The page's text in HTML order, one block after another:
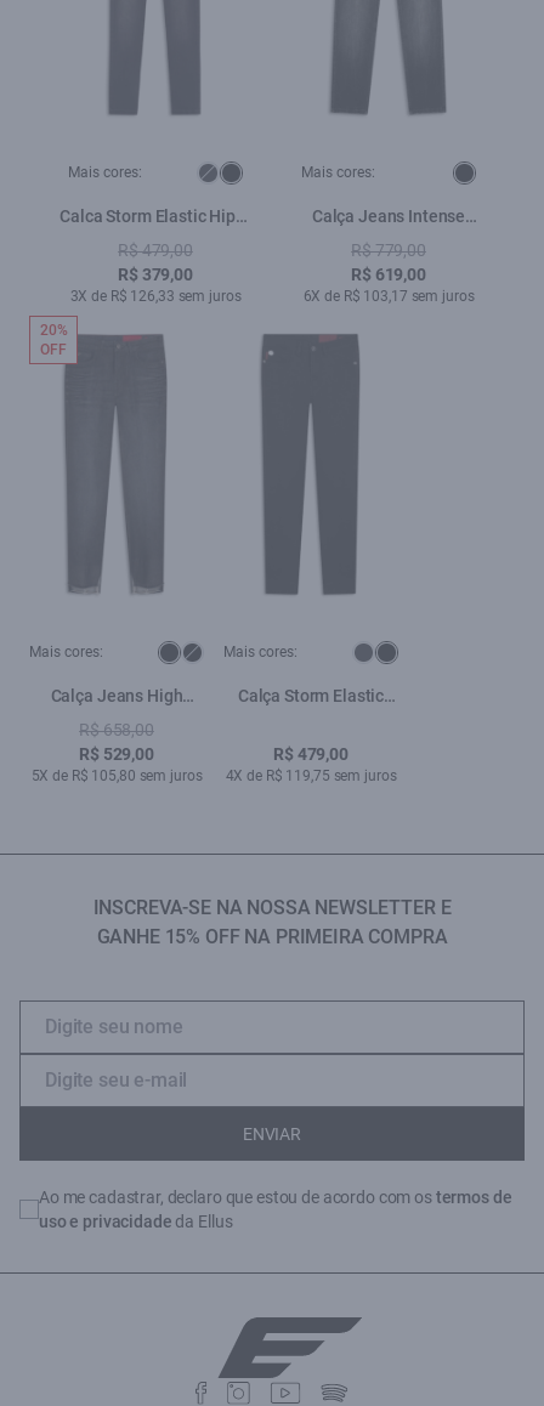
Mais cores:
Calca Storm Elastic Hiper
Skinny Lav.Black C/ 3d
R$ 479,00
R$ 379,00
3X de R$ 126,33 sem juros
Mais cores:
Calça Jeans Intense
Black Skinny 1790-
Lav.Black C/ Tie Dye
R$ 779,00
R$ 619,00
6X de R$ 103,17 sem juros
Mais cores:
Calça Jeans High
Comfort Nero 1536-
Lav.Escuro C/Pig.Pt
R$ 658,00
R$ 529,00
5X de R$ 105,80 sem juros
20%
OFF
Mais cores:
Calça Storm Elastic
Lav.Amaciado (P24)
R$ 479,00
4X de R$ 119,75 sem juros
INSCREVA-SE NA NOSSA NEWSLETTER E
GANHE 15% OFF NA PRIMEIRA COMPRA
ENVIAR
Ao me cadastrar, declaro que estou de acordo com ostermos de
uso e privacidade da Ellus